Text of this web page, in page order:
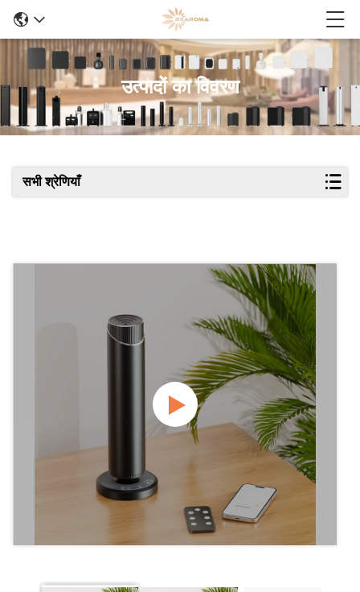
उत्पादों का विवरण
सभी श्रेणियाँ